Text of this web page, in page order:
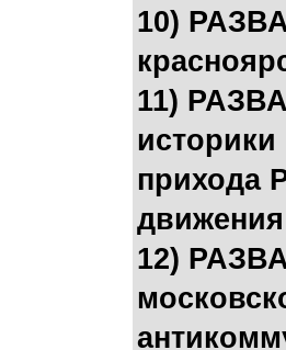
10)
11)
прихода
12)